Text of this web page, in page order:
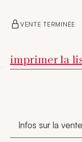
VENTE TERMINÉE
Nouvelle
imprimer la
Infos sur la